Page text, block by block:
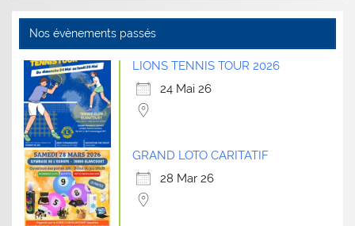
Nos évènements passés
LIONS TENNIS TOUR 2026
24 Mai 26
GRAND LOTO CARITATIF
28 Mar 26